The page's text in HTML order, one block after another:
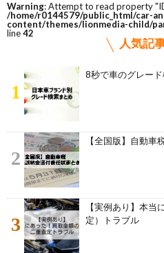
Warning: Attempt to read property
/home/r0144579/public_html/car-
content/themes/lionmedia-child/
line42
人気記
1
8秒で車のグレード
2
【全国版】自動車
3
【実例あり】本当
定）トラブル